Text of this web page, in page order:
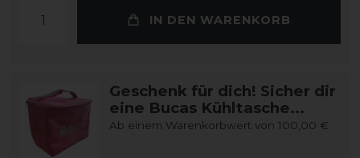
IN DEN WARENKORB
Geschenk für dich! Sicher dir
eine Bucas Kühltasche...
Ab einem Warenkorbwert von 100,00 €